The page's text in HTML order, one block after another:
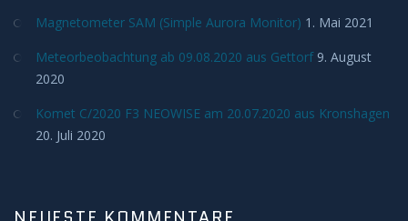
Artverwandtes
Konstellationen
Magnetometer SAM (Simple Aurora Monitor) 1. Mai 2021
Meteorbeobachtung ab 09.08.2020 aus Gettorf 9. August
2020
Komet C/2020 F3 NEOWISE am 20.07.2020 aus Kronshagen
20. Juli 2020